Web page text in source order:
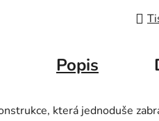
Popis
která jednoduše